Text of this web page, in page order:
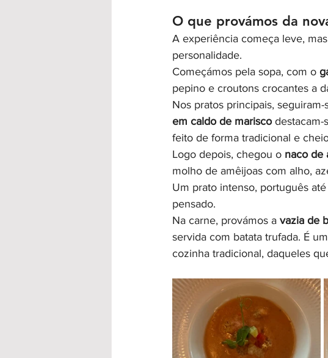
O que provámos da
A experiência começa leve,
personalidade.
Começámos pela sopa, com o
pepino e croutons crocantes a
Nos pratos principais,
em caldo de marisco destacam-
feito de forma tradicional e
Logo depois, chegou o naco de
molho de amêijoas com alho,
Um prato intenso, português
pensado.
Na carne, provámos a vazia de
servida com batata trufada. É
cozinha tradicional, daqueles